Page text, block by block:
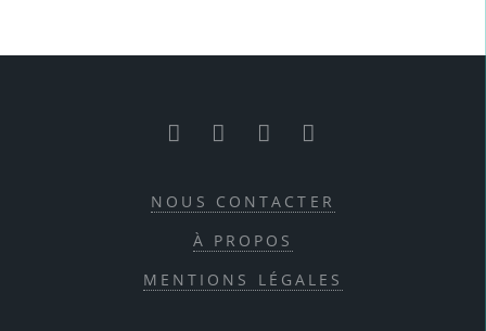
NOUS CONTACTER
À PROPOS
MENTIONS LÉGALES